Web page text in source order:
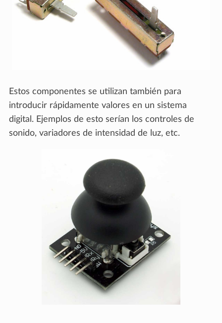
Estos componentes se utilizan también para
introducir rápidamente valores en un sistema
digital. Ejemplos de esto serían los controles de
sonido, variadores de intensidad de luz, etc.